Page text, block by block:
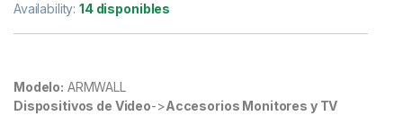
Availability:14 disponibles
Modelo: ARMWALL
Dispositivos de Video->Accesorios Monitores y TV